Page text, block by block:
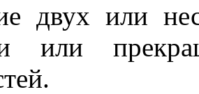
двух или
или